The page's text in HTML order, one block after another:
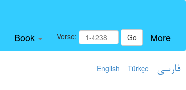
Book Verse: Go More
English Türkçe فارسی